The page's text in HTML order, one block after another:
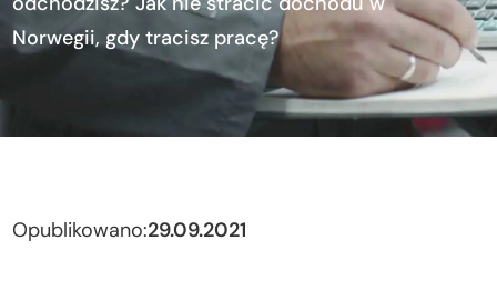
Norwegii, gdy tracisz pracę?
Opublikowano:29.09.2021